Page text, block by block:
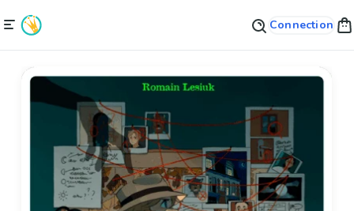
Connection